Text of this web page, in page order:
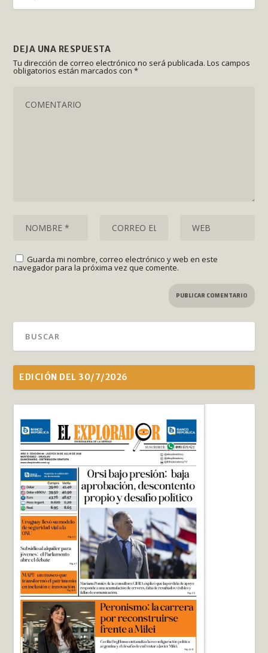
DEJA UNA RESPUESTA
Tu dirección de correo electrónico no será publicada. Los campos
obligatorios están marcados con*
Guarda mi nombre, correo electrónico y web en este
navegador para la próxima vez que comente.
EDICIÓN DEL 30/7/2026